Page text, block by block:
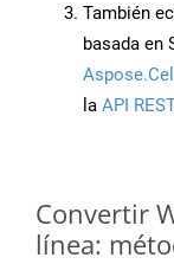
También
basada en
la API REST
Convertir
línea: